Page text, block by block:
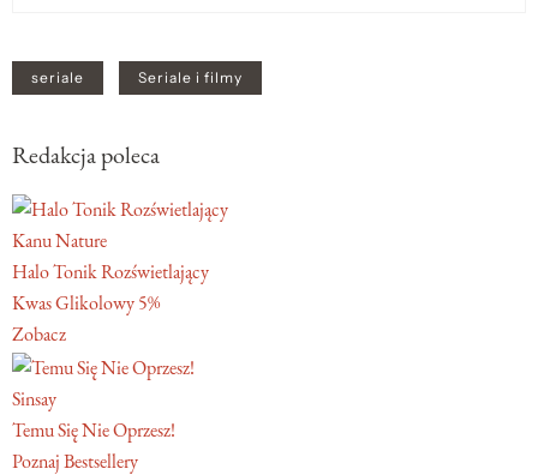
seriale Seriale i filmy
Redakcja poleca
Kanu Nature
Halo Tonik Rozświetlający
Kwas Glikolowy 5%
Zobacz
Sinsay
Temu Się Nie Oprzesz!
Poznaj Bestsellery